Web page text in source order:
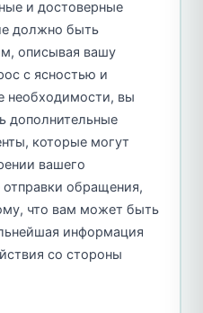
и достоверные
должно быть
описывая вашу
с ясностью и
необходимости, вы
дополнительные
которые могут
вашего
обращения,
что вам может быть
информация
со стороны